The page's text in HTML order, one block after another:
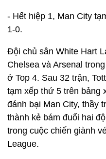
- Hết hiệp 1, Man City
1-0.
Đội chủ sân White Hart
Chelsea và Arsenal
ở Top 4. Sau 32 trận,
tạm xếp thứ 5 trên bảng
đánh bại Man City, thầy
thành kẻ bám đuổi hai
trong cuộc chiến giành
League.